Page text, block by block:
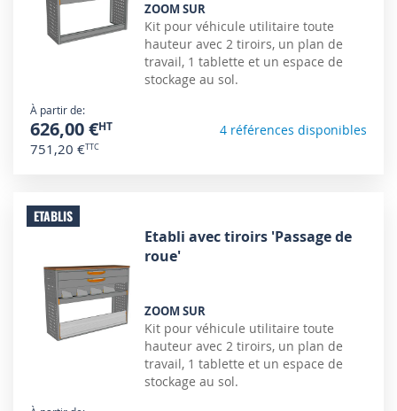
ZOOM SUR
Kit pour véhicule utilitaire toute
hauteur avec 2 tiroirs, un plan de
travail, 1 tablette et un espace de
stockage au sol.
À partir de
626,00 €
751,20 €
4 références disponibles
ETABLIS
Etabli avec tiroirs 'Passage de
roue'
ZOOM SUR
Kit pour véhicule utilitaire toute
hauteur avec 2 tiroirs, un plan de
travail, 1 tablette et un espace de
stockage au sol.